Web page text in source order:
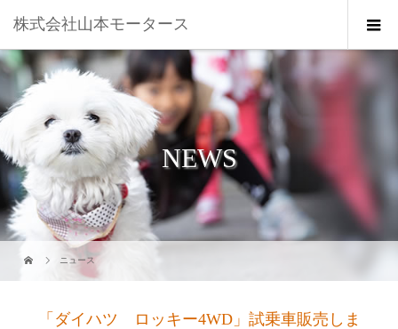
株式会社山本モータース
NEWS
ニュース
「ダイハツ ロッキー4WD」試乗車販売しま